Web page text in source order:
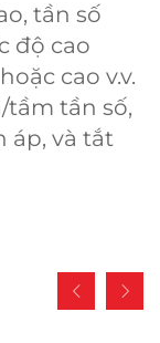
tần số
độ cao
tầm tần số,
áp, và tắt